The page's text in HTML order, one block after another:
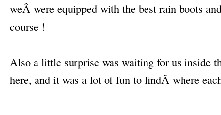
weÂ were equipped with the best rain boots
course !
Also a little surprise was waiting for us inside
here, and it was a lot of fun to findÂ where